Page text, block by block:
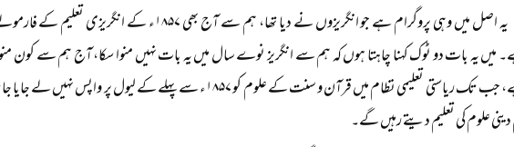
یہ اصل میں وہی پروگرام ہے جو انگریزوں نے دیا تھا، ہم سے آج
میں یہ بات دو ٹوک کہنا چاہتا ہوں کہ ہم سے انگریز نوے سال میں یہ بات نہیں منوا سکا، آج ہم سے کون
ہے، جب تک ریاستی تعلیمی نظام میں قرآن و سنت کے علوم کو ۱۸۵۷ء سے پہلے کے
علوم کی تعلیم دیتے رہیں گے۔